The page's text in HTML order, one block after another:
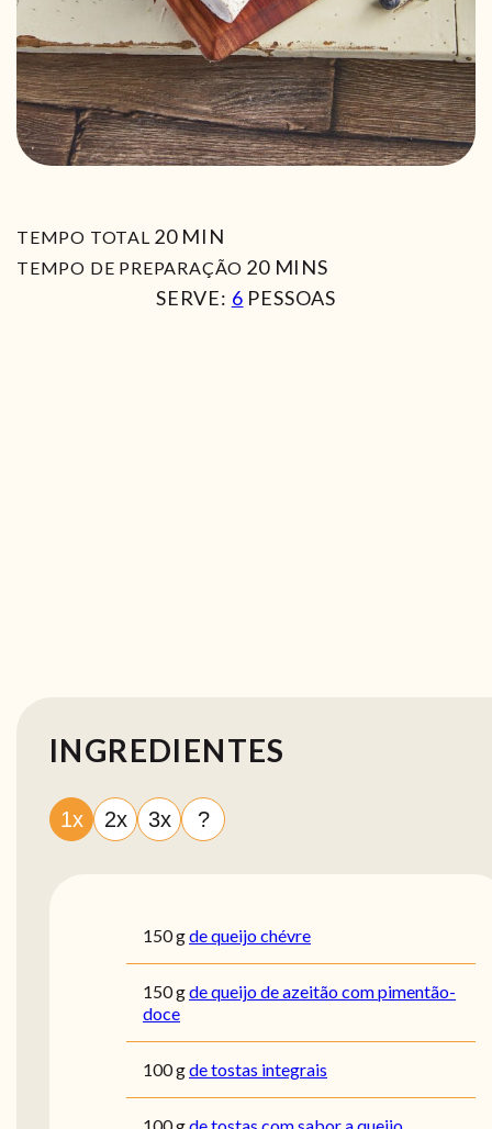
TEMPO TOTAL 20MIN
MIN
TEMPO DE PREPARAÇÃO 20MIN
MINS
SERVE: 6 PESSOAS
INGREDIENTES
1x 2x 3x ?
150gde queijo chévre
150gde queijo de azeitão com pimentão-
doce
100gde tostas integrais